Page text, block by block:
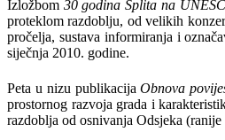
Izložbom 30 godina Splita na
proteklom razdoblju, od velikih
pročelja, sustava informiranja i
siječnja 2010. godine.
Peta u nizu publikacijaObnova
prostornog razvoja grada i
razdoblja od osnivanja Odsjeka